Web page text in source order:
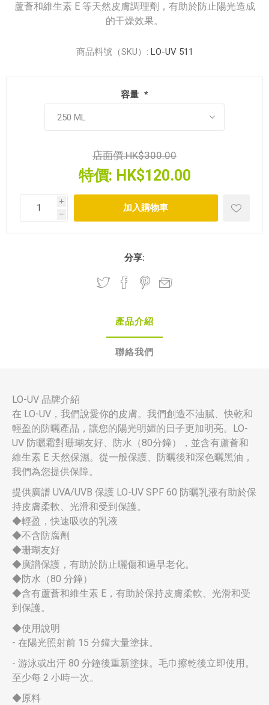
蘆薈和維生素 E 等天然皮膚調理劑，有助於防止陽光造成
的干燥效果。
商品料號（SKU）: LO-UV 511
容量 *
店面價:HK$300.00
特價: HK$120.00
i
h
分享:
產品介紹
聯絡我們
LO-UV 品牌介紹
在 LO-UV，我們說愛你的皮膚。我們創造不油膩、快乾和
輕盈的防曬產品，讓您的陽光明媚的日子更加明亮。LO-
UV 防曬霜對珊瑚友好、防水（80分鐘），並含有蘆薈和
維生素 E 天然保濕。從一般保護、防曬後和深色曬黑油，
我們為您提供保障。
提供廣譜 UVA/UVB 保護 LO-UV SPF 60 防曬乳液有助於保
持皮膚柔軟、光滑和受到保護。
◆輕盈，快速吸收的乳液
◆不含防腐劑
◆珊瑚友好
◆廣譜保護，有助於防止曬傷和過早老化。
◆防水（80 分鐘）
◆含有蘆薈和維生素 E，有助於保持皮膚柔軟、光滑和受
到保護。
◆使用說明
- 在陽光照射前 15 分鐘大量塗抹。
- 游泳或出汗 80 分鐘後重新塗抹。毛巾擦乾後立即使用。
至少每 2 小時一次。
◆原料